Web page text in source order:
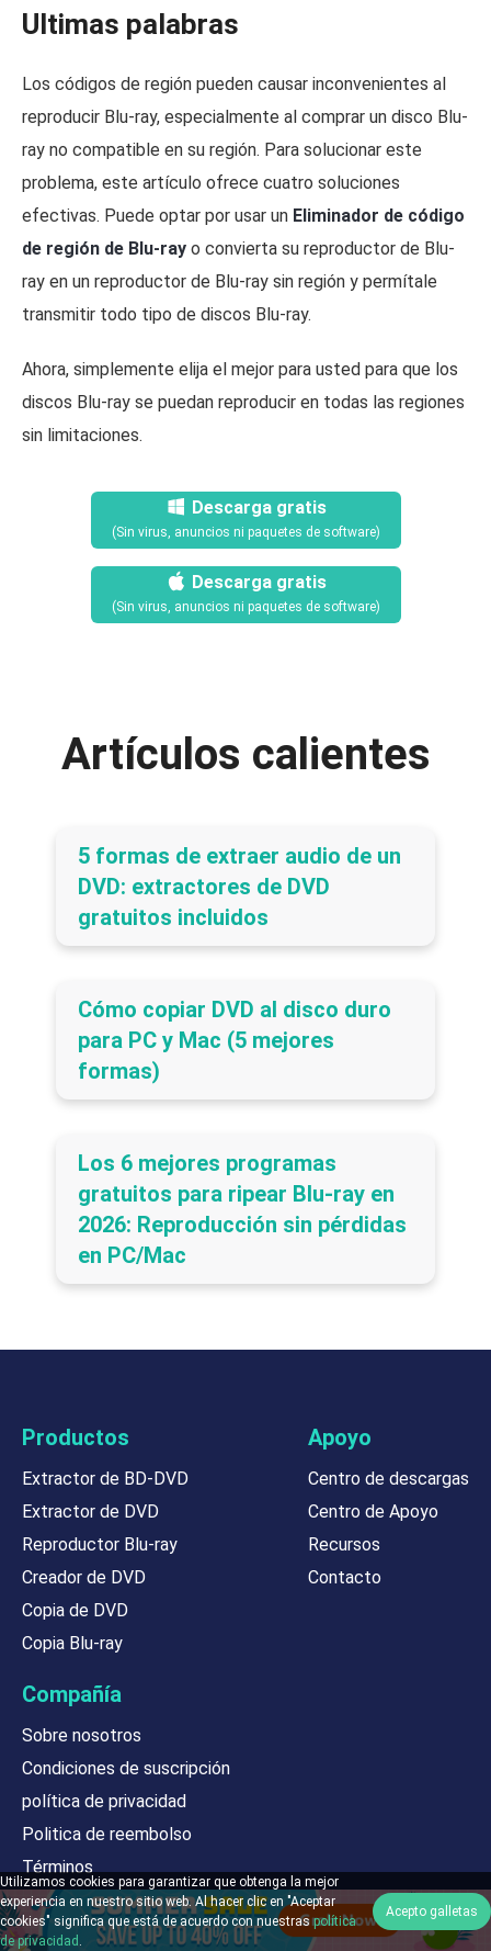
Ultimas palabras
Los códigos de región pueden causar inconvenientes al
reproducir Blu-ray, especialmente al comprar un disco Blu-
ray no compatible en su región. Para solucionar este
problema, este artículo ofrece cuatro soluciones
efectivas. Puede optar por usar un Eliminador de código
de región de Blu-ray o convierta su reproductor de Blu-
ray en un reproductor de Blu-ray sin región y permítale
transmitir todo tipo de discos Blu-ray.
Ahora, simplemente elija el mejor para usted para que los
discos Blu-ray se puedan reproducir en todas las regiones
sin limitaciones.
Descarga gratis
(Sin virus, anuncios ni paquetes de software)
Descarga gratis
(Sin virus, anuncios ni paquetes de software)
Artículos calientes
5 formas de extraer audio de un
DVD: extractores de DVD
gratuitos incluidos
Cómo copiar DVD al disco duro
para PC y Mac (5 mejores
formas)
Los 6 mejores programas
gratuitos para ripear Blu-ray en
2026: Reproducción sin pérdidas
en PC/Mac
Productos
Extractor de BD-DVD
Extractor de DVD
Reproductor Blu-ray
Creador de DVD
Copia de DVD
Copia Blu-ray
Apoyo
Centro de descargas
Centro de Apoyo
Recursos
Contacto
Compañía
Sobre nosotros
Condiciones de suscripción
política de privacidad
Politica de reembolso
Términos
Elige lengua
Utilizamos cookies para garantizar que obtenga la mejor
experiencia en nuestro sitio web. Al hacer clic en "Aceptar
cookies" significa que está de acuerdo con nuestraspolítica
de privacidad
Acepto galletas